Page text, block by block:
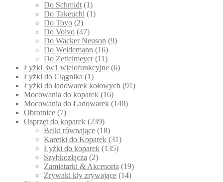
Do Schmidt (1)
Do Takeuchi (1)
Do Toyo (2)
Do Volvo (47)
Do Wacker Neuson (9)
Do Weidemann (16)
Do Zettelmeyer (11)
Łyżki 3w1 wielofunkcyjne (6)
Łyżki do Ciągnika (1)
Łyżki do ładowarek kołowych (91)
Mocowania do koparek (16)
Mocowania do Ładowarek (140)
Obrotnice (7)
Osprzęt do koparek (239)
Belki równające (18)
Karetki do Koparek (31)
Łyżki do koparek (135)
Szybkozłącza (2)
Zamiatarki & Akcesoria (19)
Zrywaki kły zrywające (14)